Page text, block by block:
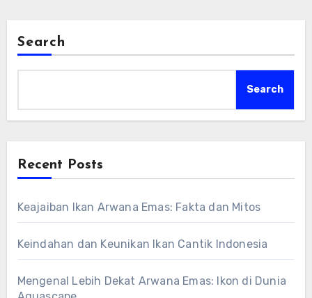
Search
Search
Recent Posts
Keajaiban Ikan Arwana Emas: Fakta dan Mitos
Keindahan dan Keunikan Ikan Cantik Indonesia
Mengenal Lebih Dekat Arwana Emas: Ikon di Dunia